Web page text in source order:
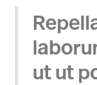
ut ut